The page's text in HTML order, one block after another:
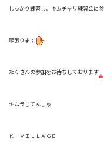
しっかり練習し、キムチャリ練習会に
頑張ります
たくさんの参加をお待ちしております
キムラじてんしゃ
Ｋ－ＶＩＬＬＡＧＥ